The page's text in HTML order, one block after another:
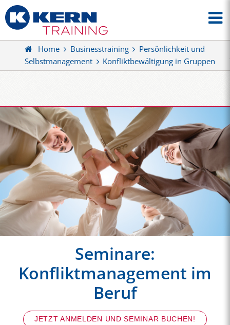
Home Businesstraining
Persönlichkeit und
Selbstmanagement
Konfliktbewältigung in Gruppen
Seminare:
Konfliktmanagement im
Beruf
JETZT ANMELDEN UND SEMINAR BUCHEN!